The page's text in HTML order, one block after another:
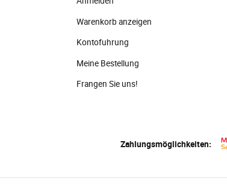
Warenkorb anzeigen
Kontofuhrung
Meine Bestellung
Frangen Sie uns!
Zahlungsmöglichkeiten: